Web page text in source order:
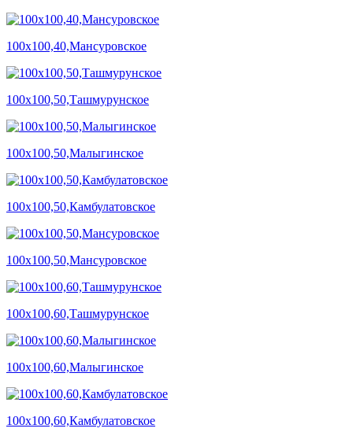
100х100,40,Мансуровское
100х100,50,Ташмурунское
100х100,50,Малыгинское
100х100,50,Камбулатовское
100х100,50,Мансуровское
100х100,60,Ташмурунское
100х100,60,Малыгинское
100х100,60,Камбулатовское